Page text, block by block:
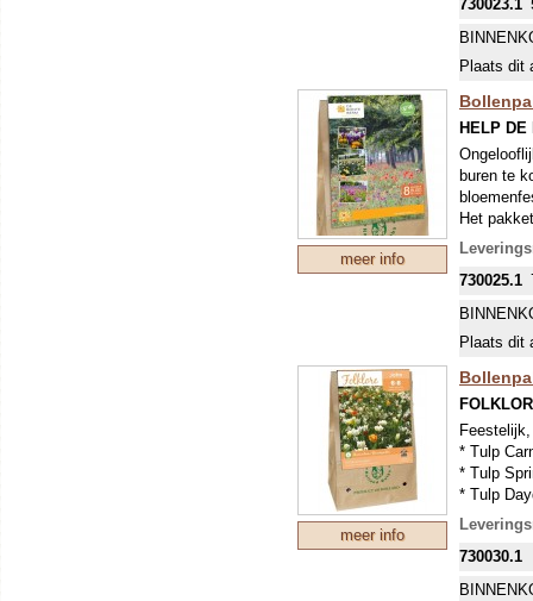
730023.1
Plaats dit
meer info
HELP DE
buren te
Het
730025.1
Plaats dit
meer info
* Tulp
* Tulp
* Tulp
* Tulp
* Narcis
* Narcis
Of
730030.1